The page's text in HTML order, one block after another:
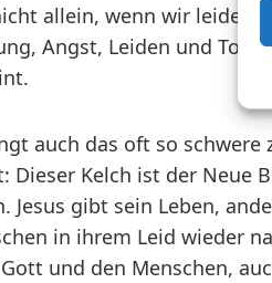
allein, wenn wir leiden.
Angst, Leiden und Tod
auch das oft so
Dieser Kelch ist der Neue
Jesus gibt sein Leben,
in ihrem Leid wieder
und den Menschen,